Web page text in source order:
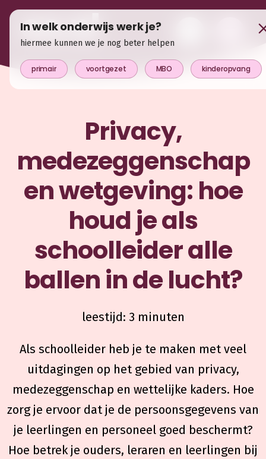
Privacy,
medezeggenschap
en wetgeving: hoe
houd je als
schoolleider alle
ballen in de lucht?
leestijd: 3 minuten
Als schoolleider heb je te maken met veel
uitdagingen op het gebied van privacy,
medezeggenschap en wettelijke kaders. Hoe
zorg je ervoor dat je de persoonsgegevens van
je leerlingen en personeel goed beschermt?
Hoe betrek je ouders, leraren en leerlingen bij
In welk onderwijs werk je?
hiermee kunnen we je nog beter helpen
primair voortgezet MBO kinderopvang